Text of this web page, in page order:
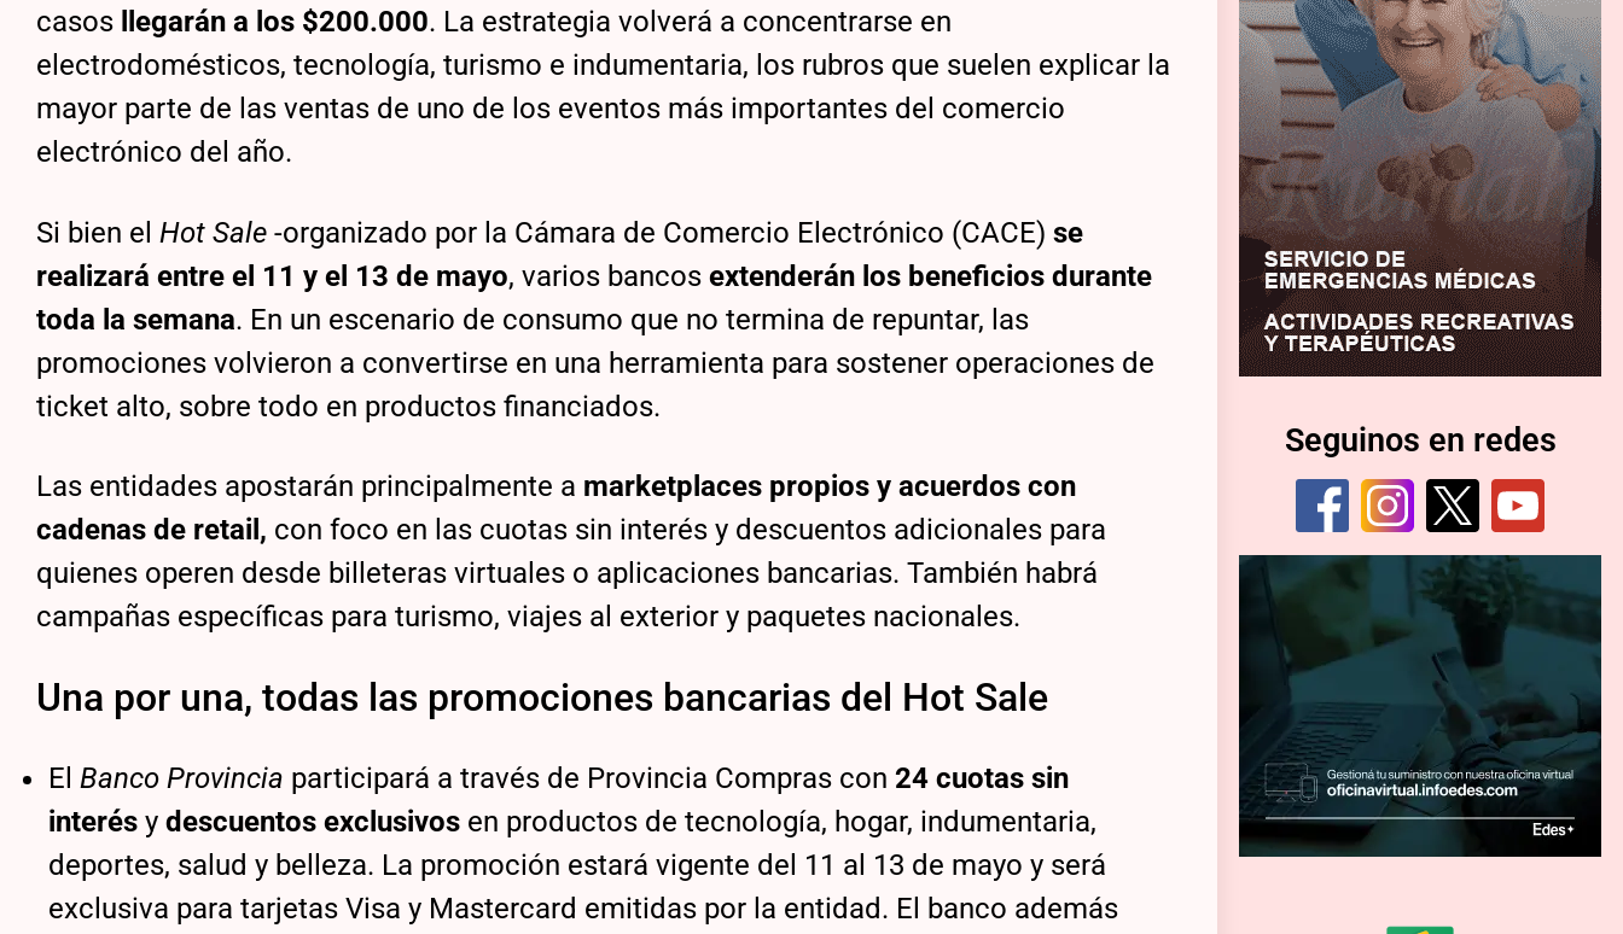
casos llegarán a los $200.000. La estrategia volverá a concentrarse en
electrodomésticos, tecnología, turismo e indumentaria, los rubros que suelen explicar la
mayor parte de las ventas de uno de los eventos más importantes del comercio
electrónico del año.
Si bien el Hot Sale -organizado por la Cámara de Comercio Electrónico (CACE) se
realizará entre el 11 y el 13 de mayo, varios bancos extenderán los beneficios durante
toda la semana. En un escenario de consumo que no termina de repuntar, las
promociones volvieron a convertirse en una herramienta para sostener operaciones de
ticket alto, sobre todo en productos financiados.
Las entidades apostarán principalmente a marketplaces propios y acuerdos con
cadenas de retail, con foco en las cuotas sin interés y descuentos adicionales para
quienes operen desde billeteras virtuales o aplicaciones bancarias. También habrá
campañas específicas para turismo, viajes al exterior y paquetes nacionales.
Una por una, todas las promociones bancarias del Hot Sale
El Banco Provincia participará a través de Provincia Compras con 24 cuotas sin
interés y descuentos exclusivos en productos de tecnología, hogar, indumentaria,
deportes, salud y belleza. La promoción estará vigente del 11 al 13 de mayo y será
exclusiva para tarjetas Visa y Mastercard emitidas por la entidad. El banco además
Seguinos en redes